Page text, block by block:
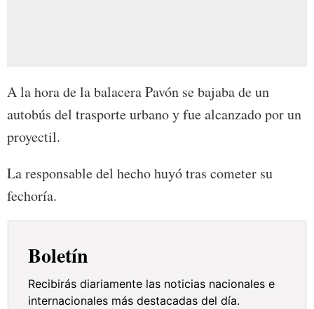
A la hora de la balacera Pavón se bajaba de un
autobús del trasporte urbano y fue alcanzado por un
proyectil.
La responsable del hecho huyó tras cometer su
fechoría.
Boletín
Recibirás diariamente las noticias nacionales e
internacionales más destacadas del día.